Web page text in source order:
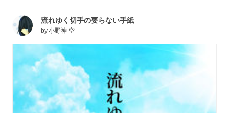
流れゆく切手の要らない手紙
by小野神 空